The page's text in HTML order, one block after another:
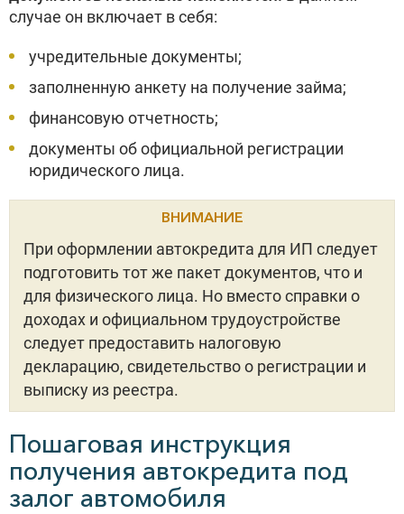
случае он включает в себя:
учредительные документы;
заполненную анкету на получение займа;
финансовую отчетность;
документы об официальной регистрации
юридического лица.
ВНИМАНИЕ
При оформлении автокредита для ИП следует
подготовить тот же пакет документов, что и
для физического лица. Но вместо справки о
доходах и официальном трудоустройстве
следует предоставить налоговую
декларацию, свидетельство о регистрации и
выписку из реестра.
Пошаговая инструкция
получения автокредита под
залог автомобиля